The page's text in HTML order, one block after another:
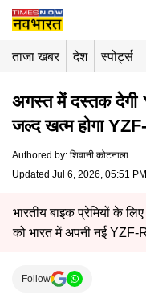
ताजा खबर देश स्पोर्ट्स
अगस्त में दस्तक देगी
जल्द खत्म होगा
Authored by: शिवानी कोटनाला
Updated Jul 6, 2026, 05:51
भारतीय बाइक प्रेमियों के
को भारत में अपनी नई YZF-
Follow